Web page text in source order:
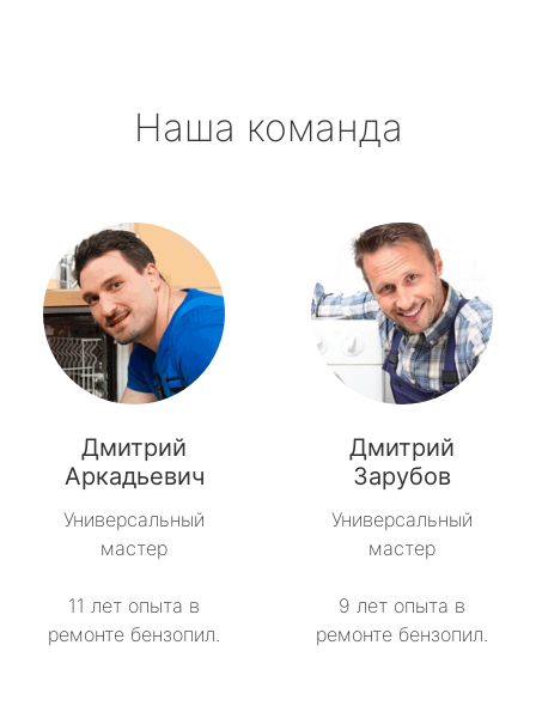
Наша команда
Дмитрий
Аркадьевич
Универсальный
мастер
11 лет опыта в
ремонте бензопил.
Дмитрий
Зарубов
Универсальный
мастер
9 лет опыта в
ремонте бензопил.